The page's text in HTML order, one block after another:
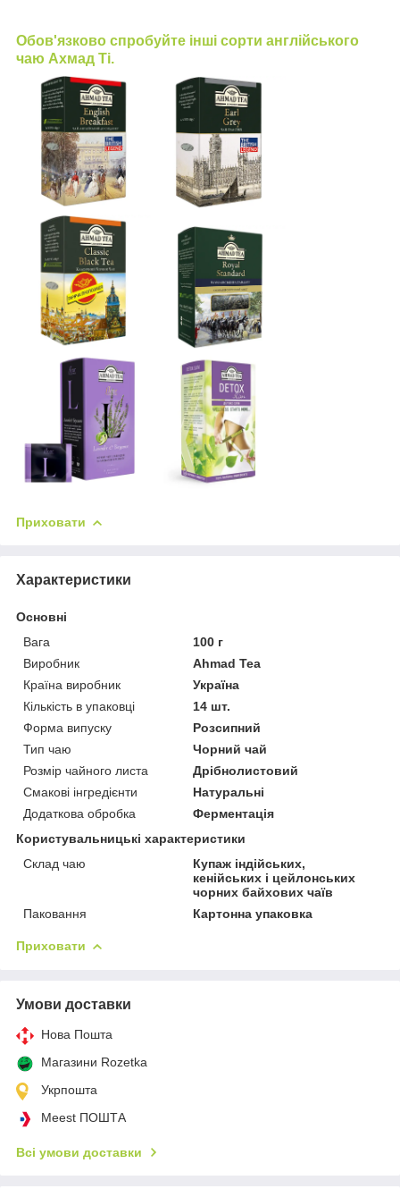
Обов'язково спробуйте інші сорти англійського
чаю Ахмад Ті.
Приховати
Характеристики
Основні
Вага
100 г
Виробник
Ahmad Tea
Країна виробник
Україна
Кількість в упаковці
14 шт.
Форма випуску
Розсипний
Тип чаю
Чорний чай
Розмір чайного листа
Дрібнолистовий
Смакові інгредієнти
Натуральні
Додаткова обробка
Ферментація
Користувальницькі характеристики
Склад чаю
Купаж індійських,
кенійських і цейлонських
чорних байхових чаїв
Паковання
Картонна упаковка
Приховати
Умови доставки
Нова Пошта
Магазини Rozetka
Укрпошта
Meest ПОШТА
Всі умови доставки